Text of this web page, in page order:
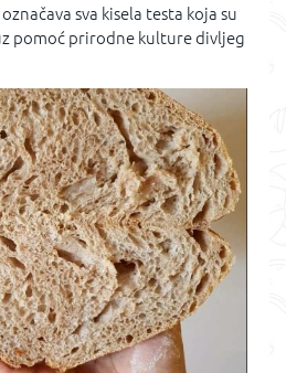
sva kisela testa koja su
pomoć prirodne kulture divljeg